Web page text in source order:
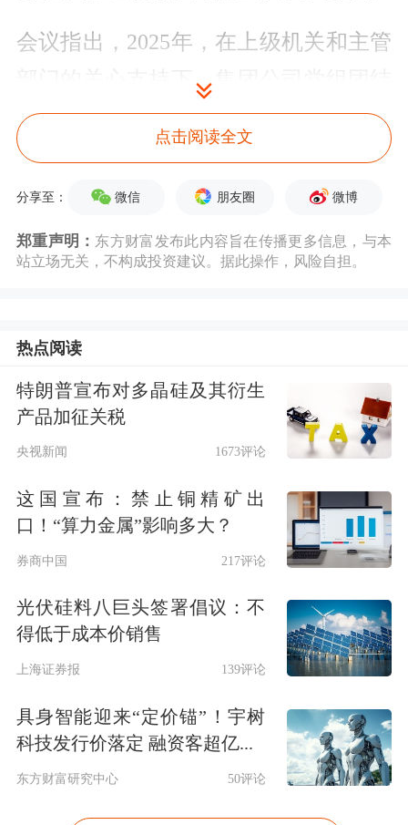
会议指出，2025年，在上级机关和主管
部门的关心支持下，集团公司党组团结
带领全体干部职工坚决落实党中央决策
部署，提高站位、挺膺担当、
施
策、奋力拼搏，提高国家战略承载能
力、夯实高质量发展根基，一体推进化
解存量问题与开辟发展新局，圆满完
五”良好开局奠定重要基础。
会议强调，2026年是中国共产党成立
105周年，是“十五五”开局之年，也是
司“夯实基础、全面发力”启航之年、政
治能力提升之年。集团公司必须将航天
势、科产融合重大机遇、转型升级重大
要坚持发扬自我革命精神，以更高标
准、更实举措推进全面从严治党，打造
廉洁军工，营造风清气正的良好氛围；
点击阅读全文
分享至： 微信 朋友圈 微博
郑重声明： 东方财富发布此内容旨在传播更多信息，与本
站立场无关，不构成投资建议。据此操作，风险自担。
热点阅读
特朗普宣布对多晶硅及其衍生
产品加征关税
央视新闻 1673评论
这国宣布：禁止铜精矿出
口！“算力金属”影响多大？
券商中国 217评论
光伏硅料八巨头签署倡议：不
得低于成本价销售
上海证券报 139评论
具身智能迎来“定价锚”！宇树
科技发行价落定 融资客超亿...
东方财富研究中心 50评论